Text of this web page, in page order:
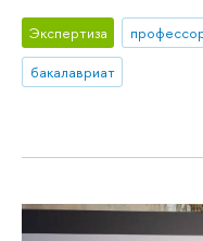
Экспертиза
бакалавриат